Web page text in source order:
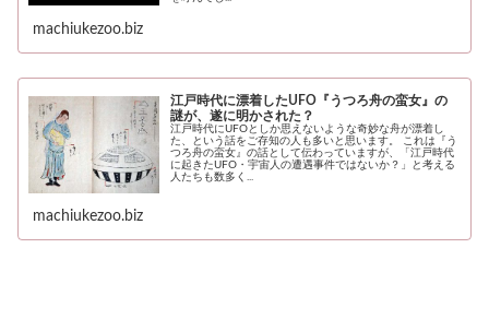
machiukezoo.biz
江戸時代に漂着したUFO『うつろ舟の蛮女』の
謎が、遂に明かされた？
江戸時代にUFOとしか思えないような奇妙な舟が漂着し
た、という話をご存知の人も多いと思います。 これは『う
つろ舟の蛮女』の話として伝わっていますが、「江戸時代
に起きたUFO・宇宙人の遭遇事件ではないか？」と考える
人たちも数多く...
machiukezoo.biz